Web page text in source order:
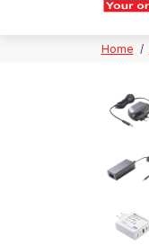
Home